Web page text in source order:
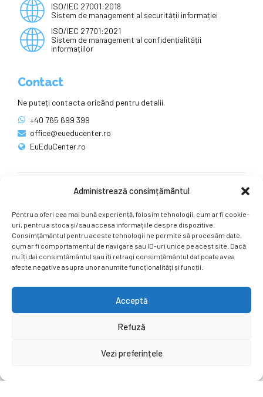
Administrează consimțământul
Pentru a oferi cea mai bună experiență, folosim tehnologii, cum ar fi cookie-
uri, pentru a stoca și/sau accesa informațiile despre dispozitive.
Consimțământul pentru aceste tehnologii ne permite să procesăm date,
cum ar fi comportamentul de navigare sau ID-uri unice pe acest site. Dacă
nu îți dai consimțământul sau îți retragi consimțământul dat poate avea
afecte negative asupra unor anumite funcționalități și funcții.
Acceptă
Refuză
Vezi preferințele
ISO/IEC 27001:2018
Sistem de management al securității informației
ISO/IEC 27701:2021
Sistem de management al confidențialității
informațiilor
Contact
Ne puteți contacta oricând pentru detalii.
+40 765 699 399
office@eueducenter.ro
EuEduCenter.ro
Ne puteți găsi și pe rețelele sociale.